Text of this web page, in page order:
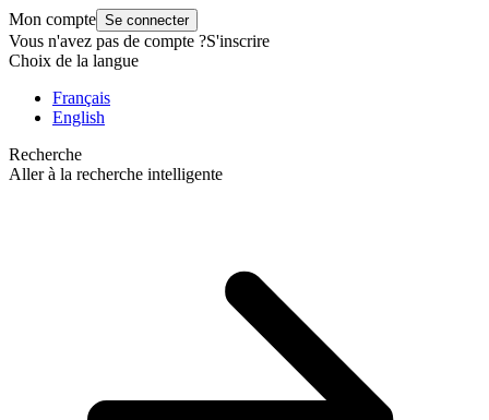
Mon compte Se connecter
Vous n'avez pas de compte ?S'inscrire
Choix de la langue
Français
English
Recherche
Aller à la recherche intelligente